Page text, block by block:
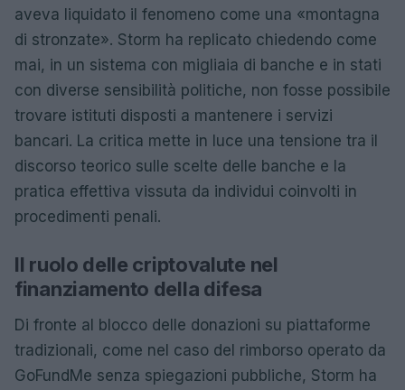
aveva liquidato il fenomeno come una «montagna
di stronzate». Storm ha replicato chiedendo come
mai, in un sistema con migliaia di banche e in stati
con diverse sensibilità politiche, non fosse possibile
trovare istituti disposti a mantenere i servizi
bancari. La critica mette in luce una tensione tra il
discorso teorico sulle scelte delle banche e la
pratica effettiva vissuta da individui coinvolti in
procedimenti penali.
Il ruolo delle criptovalute nel
finanziamento della difesa
Di fronte al blocco delle donazioni su piattaforme
tradizionali, come nel caso del rimborso operato da
GoFundMe senza spiegazioni pubbliche, Storm ha